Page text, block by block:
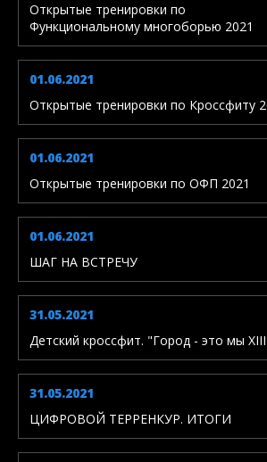
Открытые тренировки по
Функциональному многоборью 2021
01.06.2021
Открытые тренировки по Кроссфиту
01.06.2021
Открытые тренировки по ОФП 2021
01.06.2021
ШАГ НА ВСТРЕЧУ
31.05.2021
Детский кроссфит. "Город - это мы
31.05.2021
ЦИФРОВОЙ ТЕРРЕНКУР. ИТОГИ